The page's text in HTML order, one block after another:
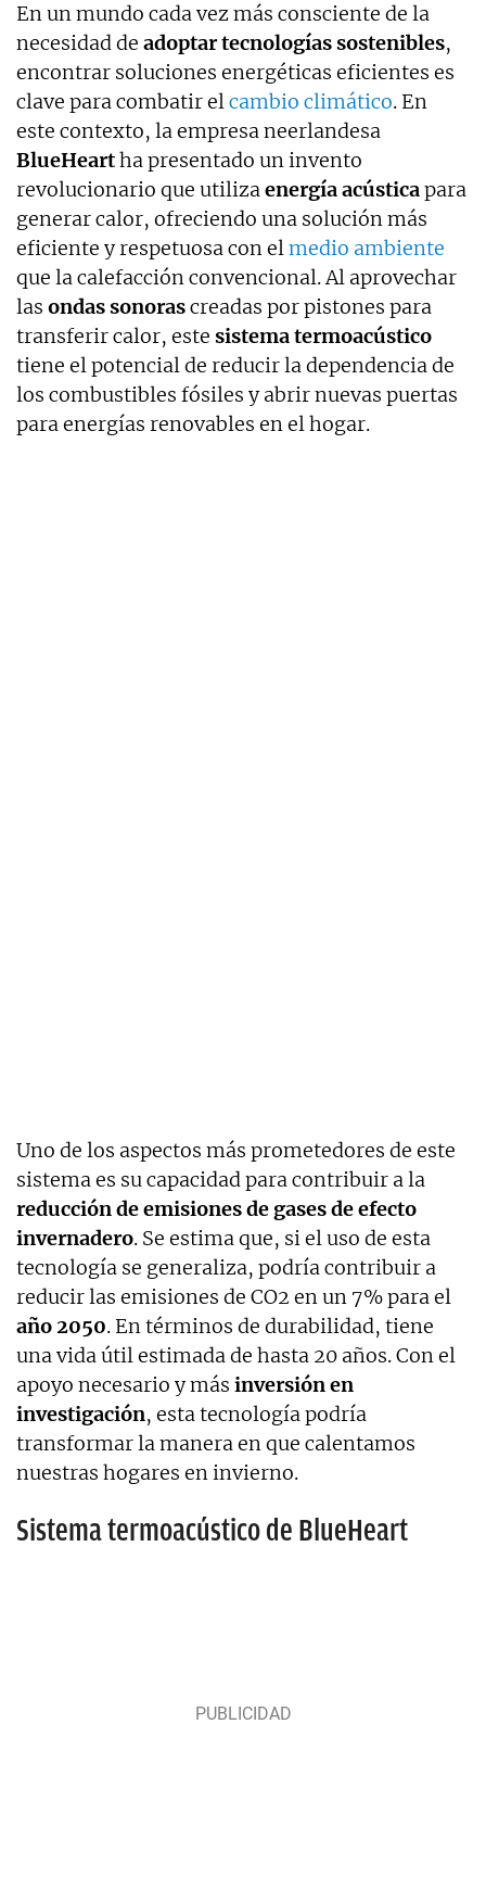
En un mundo cada vez más consciente de la
necesidad de adoptar tecnologías sostenibles,
encontrar soluciones energéticas eficientes es
clave para combatir elcambio climático. En
este contexto, la empresa neerlandesa
BlueHeartha presentado un invento
revolucionario que utilizaenergía acústicapara
generar calor, ofreciendo una solución más
eficiente y respetuosa con elmedio ambiente
que la calefacción convencional. Al aprovechar
las ondas sonorascreadas por pistones para
transferir calor, este sistema termoacústico
tiene el potencial de reducir la dependencia de
los combustibles fósiles y abrir nuevas puertas
para energías renovables en el hogar.
Uno de los aspectos más prometedores de este
sistema es su capacidad para contribuir a la
reducción de emisiones de gases de efecto
invernadero. Se estima que, si el uso de esta
tecnología se generaliza, podría contribuir a
reducir las emisiones de CO2 en un 7% para el
año 2050. En términos de durabilidad, tiene
una vida útil estimada de hasta 20 años. Con el
apoyo necesario y más inversión en
investigación, esta tecnología podría
transformar la manera en que calentamos
nuestras hogares en invierno.
Sistema termoacústico de BlueHeart